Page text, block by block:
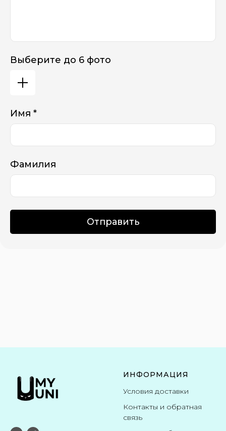
Выберите до 6 фото
Имя *
Фамилия
Отправить
ИНФОРМАЦИЯ
Условия доставки
Контакты и обратная
связь